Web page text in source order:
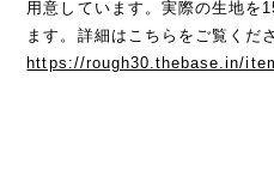
用意しています。実際の生地を
ます。詳細はこちらをご覧くだ
https://rough30.thebase.in/